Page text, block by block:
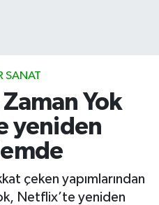
SANAT
Yok
yeniden
çeken yapımlarından
Netflix’te yeniden